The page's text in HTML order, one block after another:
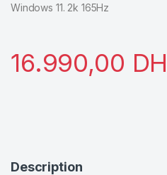
Windows 11. 2k 165Hz
16.990,00 DH
Description